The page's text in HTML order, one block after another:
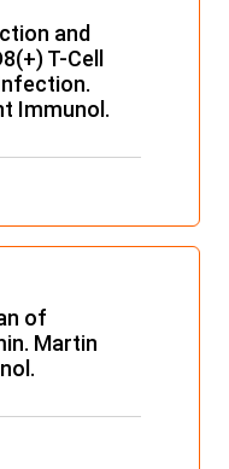
and
T-Cell
Immunol.
of
Martin